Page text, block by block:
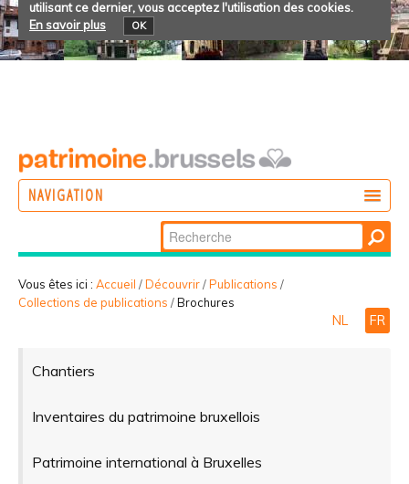
utilisant ce dernier, vous acceptez l'utilisation des cookies.
En savoir plus
OK
NAVIGATION
PARTICIPER
Chercher par
Recherche
avancée…
Vous êtes ici : Accueil /Découvrir/Publications /
Collections de publications /Brochures
NL FR
Chantiers
Inventaires du patrimoine bruxellois
Patrimoine international à Bruxelles